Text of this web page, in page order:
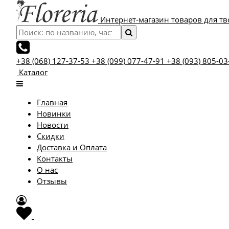
Интернет-магазин товаров для
+38 (068) 127-37-53 +38 (099) 077-47-91 +38 (093) 805-
Каталог
Главная
Новинки
Новости
Скидки
Доставка и Оплата
Контакты
О нас
Отзывы